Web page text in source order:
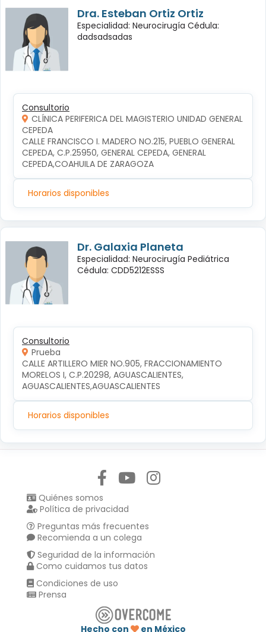
Dra. Esteban Ortiz Ortiz
Especialidad: Neurocirugía Cédula:
dadsadsadas
Consultorio
CLÍNICA PERIFERICA DEL MAGISTERIO UNIDAD GENERAL
CEPEDA
CALLE FRANCISCO I. MADERO NO.215, PUEBLO GENERAL
CEPEDA, C.P.25950, GENERAL CEPEDA, GENERAL
CEPEDA,COAHUILA DE ZARAGOZA
Horarios disponibles
Dr. Galaxia Planeta
Especialidad: Neurocirugía Pediátrica
Cédula: CDD5212ESSS
Consultorio
Prueba
CALLE ARTILLERO MIER NO.905, FRACCIONAMIENTO
MORELOS I, C.P.20298, AGUASCALIENTES,
AGUASCALIENTES,AGUASCALIENTES
Horarios disponibles
Quiénes somos
Política de privacidad
Preguntas más frecuentes
Recomienda a un colega
Seguridad de la información
Como cuidamos tus datos
Condiciones de uso
Prensa
Hecho con en México